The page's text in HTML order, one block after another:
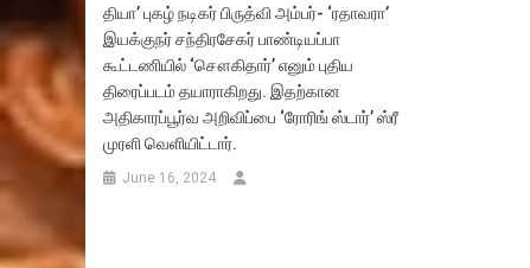
தியா’ புகழ் நடிகர் பிருத்வி அம்பர்- ‘ரதாவரா’
இயக்குநர் சந்திரசேகர் பாண்டியப்பா
கூட்டணியில் ‘சௌகிதார்’ எனும் புதிய
திரைப்படம் தயாராகிறது. இதற்கான
அதிகாரப்பூர்வ அறிவிப்பை ‘ரோரிங் ஸ்டார்’ ஸ்ரீ
முரளி வெளியிட்டார்.
June 16, 2024